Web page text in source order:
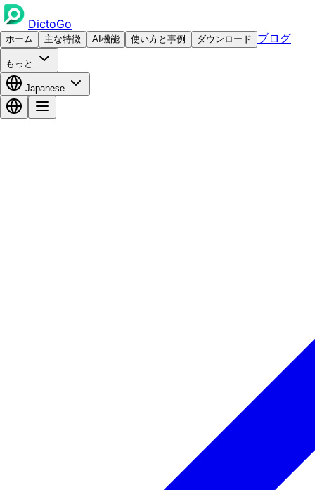
DictoGo
ホーム 主な特徴 AI機能 使い方と事例 ダウンロード ブログ
もっと
Japanese